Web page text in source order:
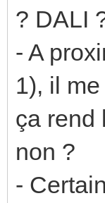
? DALI
- A
1), il
ça rend
non ?
-